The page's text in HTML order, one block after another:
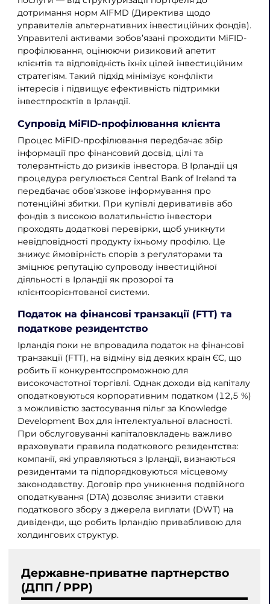
дотримання норм AIFMD (Директива щодо
управителів альтернативних інвестиційних фондів).
Управителі активами зобов’язані проходити MiFID-
профілювання, оцінюючи ризиковий апетит
клієнтів та відповідність їхніх цілей інвестиційним
стратегіям. Такий підхід мінімізує конфлікти
інтересів і підвищує ефективність підтримки
інвестпроєктів в Ірландії.
Супровід MiFID-профілювання клієнта
Процес MiFID-профілювання передбачає збір
інформації про фінансовий досвід, цілі та
толерантність до ризиків інвестора. В Ірландії ця
процедура регулюється Central Bank of Ireland та
передбачає обов’язкове інформування про
потенційні збитки. При купівлі деривативів або
фондів з високою волатильністю інвестори
проходять додаткові перевірки, щоб уникнути
невідповідності продукту їхньому профілю. Це
знижує ймовірність спорів з регуляторами та
зміцнює репутацію супроводу інвестиційної
діяльності в Ірландії як прозорої та
клієнтоорієнтованої системи.
Податок на фінансові транзакції (FTT) та
податкове резидентство
Ірландія поки не впровадила податок на фінансові
транзакції (FTT), на відміну від деяких країн ЄС, що
робить її конкурентоспроможною для
високочастотної торгівлі. Однак доходи від капіталу
оподатковуються корпоративним податком (12,5 %)
з можливістю застосування пільг за Knowledge
Development Box для інтелектуальної власності.
При обслуговуванні капіталовкладень важливо
враховувати правила податкового резидентства:
компанії, які управляються з Ірландії, визнаються
резидентами та підпорядковуються місцевому
законодавству. Договір про уникнення подвійного
оподаткування (DTA) дозволяє знизити ставки
податкового збору з джерела виплати (DWT) на
дивіденди, що робить Ірландію привабливою для
холдингових структур.
Державне-приватне партнерство
(ДПП / PPP)